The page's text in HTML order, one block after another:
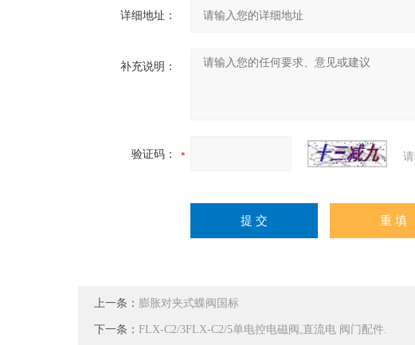
详细地址：
补充说明：
验证码：
上一条： 膨胀对夹式蝶阀国标
下一条： FLX-C2/3FLX-C2/5单电控电磁阀,直流电 阀门配件.